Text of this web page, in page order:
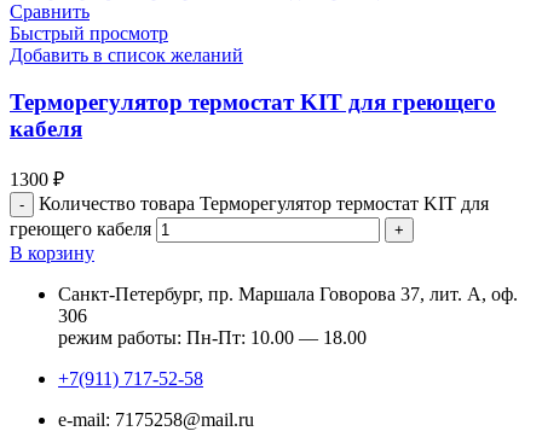
Сравнить
Быстрый просмотр
Добавить в список желаний
Терморегулятор термостат KIT для греющего
кабеля
1300 ₽
Количество товара Терморегулятор термостат KIT для
греющего кабеля
В корзину
Санкт-Петербург, пр. Маршала Говорова 37, лит. А, оф.
306
режим работы: Пн-Пт: 10.00 — 18.00
+7(911) 717-52-58
e-mail: 7175258@mail.ru